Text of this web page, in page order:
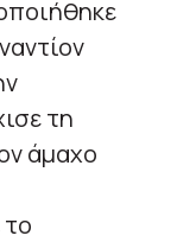
τη
άμαχο